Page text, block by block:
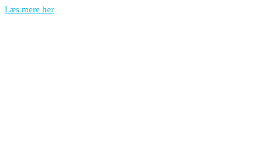
Læs mere her